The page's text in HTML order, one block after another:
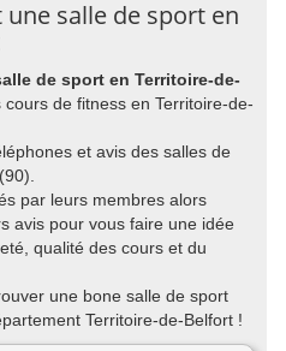
salle de sport en
de sport en Territoire-de-
de fitness en Territoire-de-
et avis des salles de
par leurs membres alors
avis pour vous faire une idée
qualité des cours et du
une bone salle de sport
Territoire-de-Belfort !